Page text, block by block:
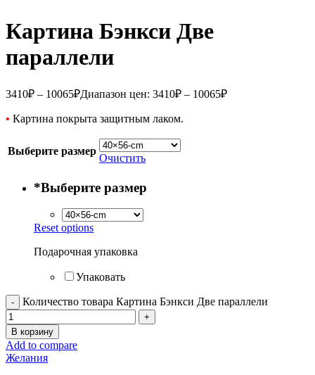
Картина Бэнкси Две
параллели
3410₽ – 10065₽Диапазон цен: 3410₽ – 10065₽
• Картина покрыта защитным лаком.
Выберите размер
Очистить
*Выберите размер
Reset options
Подарочная упаковка
Упаковать
Количество товара Картина Бэнкси Две параллели
В корзину
Add to compare
Желания